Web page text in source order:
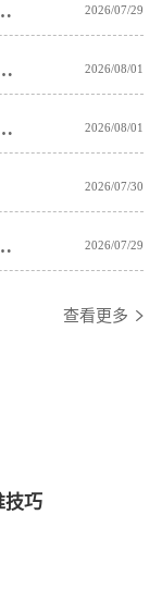
2026/07/29
2026/08/01
2026/08/01
2026/07/30
2026/07/29
查看更多
技巧